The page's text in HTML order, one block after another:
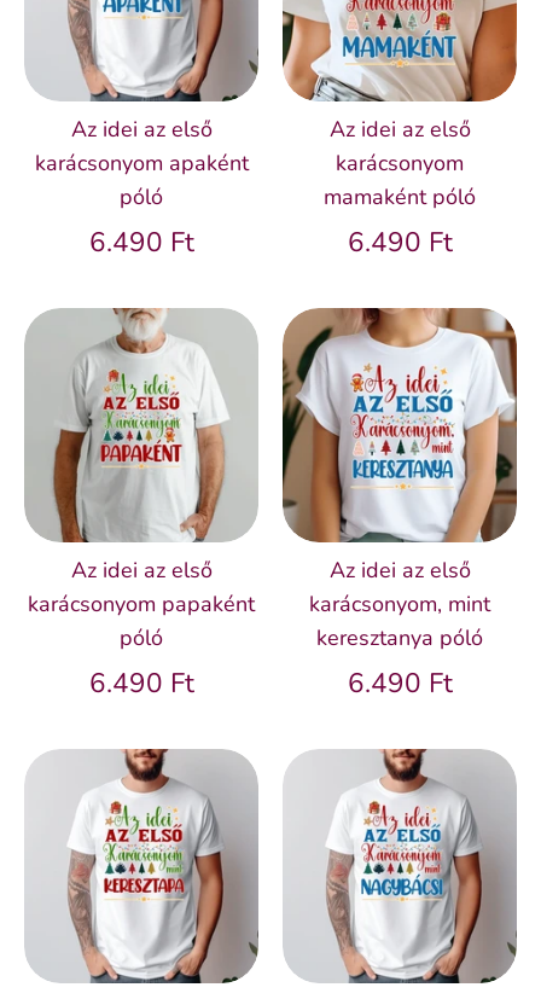
Az idei az első
karácsonyom apaként
póló
6.490 Ft
Az idei az első
karácsonyom
mamaként póló
6.490 Ft
Az idei az első
karácsonyom papaként
póló
6.490 Ft
Az idei az első
karácsonyom, mint
keresztanya póló
6.490 Ft